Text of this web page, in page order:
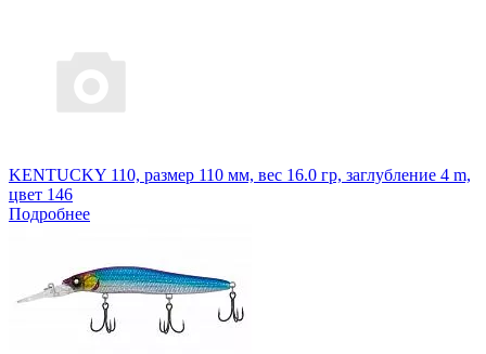
KENTUCKY 110, размер 110 мм, вес 16.0 гр, заглубление 4 m,
цвет 146
Подробнее